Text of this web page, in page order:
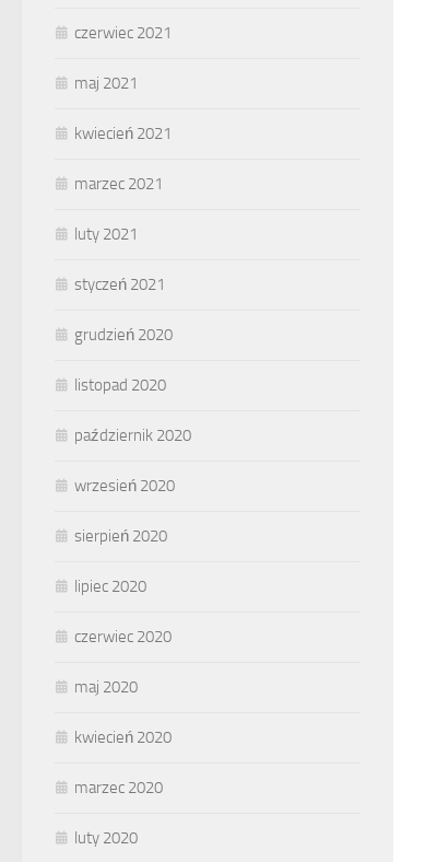
czerwiec 2021
maj 2021
kwiecień 2021
marzec 2021
luty 2021
styczeń 2021
grudzień 2020
listopad 2020
październik 2020
wrzesień 2020
sierpień 2020
lipiec 2020
czerwiec 2020
maj 2020
kwiecień 2020
marzec 2020
luty 2020